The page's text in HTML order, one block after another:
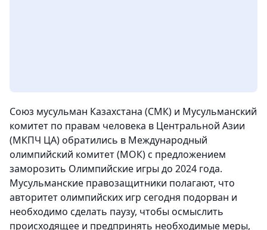
Союз мусульман Казахстана (СМК) и Мусульманский
комитет по правам человека в Центральной Азии
(МКПЧ ЦА) обратились в Международный
олимпийский комитет (МОК) с предложением
заморозить Олимпийские игры до 2024 года.
Мусульманские правозащитники полагают, что
авторитет олимпийских игр сегодня подорван и
необходимо сделать паузу, чтобы осмыслить
происходящее и предпринять необходимые меры,